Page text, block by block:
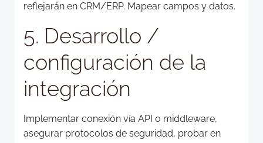
reflejarán en CRM/ERP. Mapear campos y datos.
5. Desarrollo /
configuración de la
integración
Implementar conexión vía API o middleware,
asegurar protocolos de seguridad, probar en